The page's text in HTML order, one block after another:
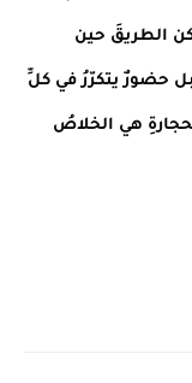
الطريقَ حين
حضورٌ يتكرّرُ في كلِّ
هي الخلاصُ